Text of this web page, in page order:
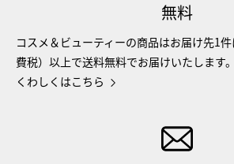
無料
コスメ＆ビューティーの商品はお届け先1
費税）以上で送料無料でお届けいたします。
くわしくはこちら